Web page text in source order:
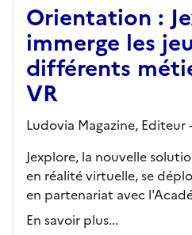
Orientation :
immerge les
différents
VR
Ludovia Magazine, Editeur
Jexplore, la nouvelle
en réalité virtuelle, se
en partenariat avec
En savoir plus...